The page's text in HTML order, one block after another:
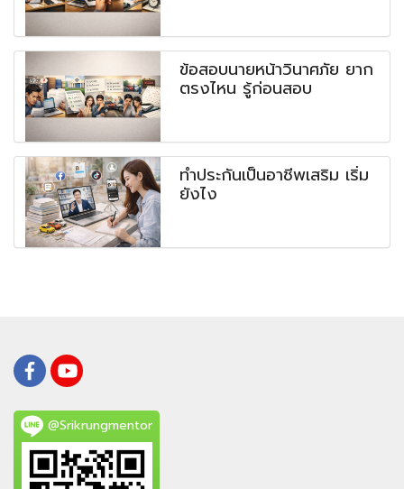
ข้อสอบนายหน้าวินาศภัย ยาก
ตรงไหน รู้ก่อนสอบ
ทำประกันเป็นอาชีพเสริม เริ่ม
ยังไง
@Srikrungmentor